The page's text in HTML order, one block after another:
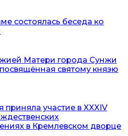
состоялась беседа ко
Матери города Сунжи
посвящённая святому князю
приняла участие в XXXIV
в Кремлевском дворце